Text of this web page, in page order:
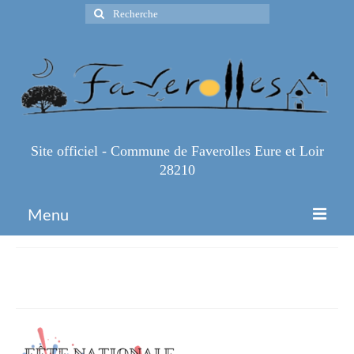
Rechercher
:
Site officiel - Commune de Faverolles Eure et Loir
28210
Menu
Infos Pratiques